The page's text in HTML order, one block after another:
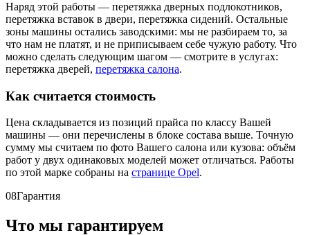
Наряд этой работы — перетяжка дверных подлокотников,
перетяжка вставок в двери, перетяжка сидений. Остальные
зоны машины остались заводскими: мы не разбираем то, за
что нам не платят, и не приписываем себе чужую работу. Что
можно сделать следующим шагом — смотрите в услугах:
перетяжка дверей, перетяжка салона.
Как считается стоимость
Цена складывается из позиций прайса по классу Вашей
машины — они перечислены в блоке состава выше. Точную
сумму мы считаем по фото Вашего салона или кузова: объём
работ у двух одинаковых моделей может отличаться. Работы
по этой марке собраны на странице Opel.
08Гарантия
Что мы гарантируем